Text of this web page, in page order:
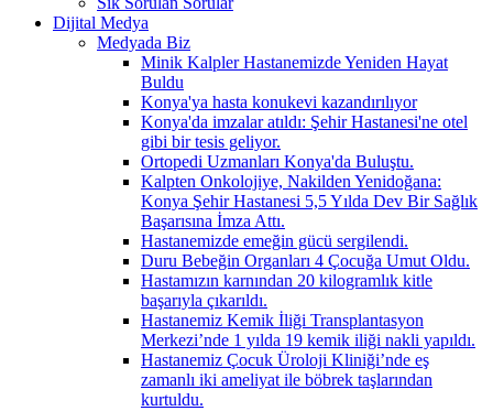
Dijital Medya
Medyada Biz
Minik Kalpler Hastanemizde Yeniden Hayat
Buldu
Konya'ya hasta konukevi kazandırılıyor
Konya'da imzalar atıldı: Şehir Hastanesi'ne otel
gibi bir tesis geliyor.
Ortopedi Uzmanları Konya'da Buluştu.
Kalpten Onkolojiye, Nakilden Yenidoğana:
Konya Şehir Hastanesi 5,5 Yılda Dev Bir Sağlık
Başarısına İmza Attı.
Hastanemizde emeğin gücü sergilendi.
Duru Bebeğin Organları 4 Çocuğa Umut Oldu.
Hastamızın karnından 20 kilogramlık kitle
başarıyla çıkarıldı.
Hastanemiz Kemik İliği Transplantasyon
Merkezi’nde 1 yılda 19 kemik iliği nakli yapıldı.
Hastanemiz Çocuk Üroloji Kliniği’nde eş
zamanlı iki ameliyat ile böbrek taşlarından
kurtuldu.